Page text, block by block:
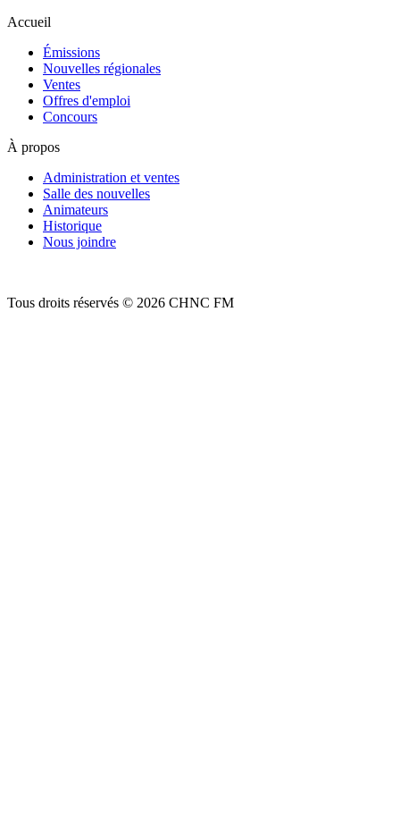
Accueil
Émissions
Nouvelles régionales
Ventes
Offres d'emploi
Concours
À propos
Administration et ventes
Salle des nouvelles
Animateurs
Historique
Nous joindre
Tous droits réservés © 2026 CHNC FM